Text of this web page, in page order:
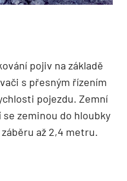
pojiv na základě
s přesným řízením
pojezdu. Zemní
zeminou do hloubky
až 2,4 metru.